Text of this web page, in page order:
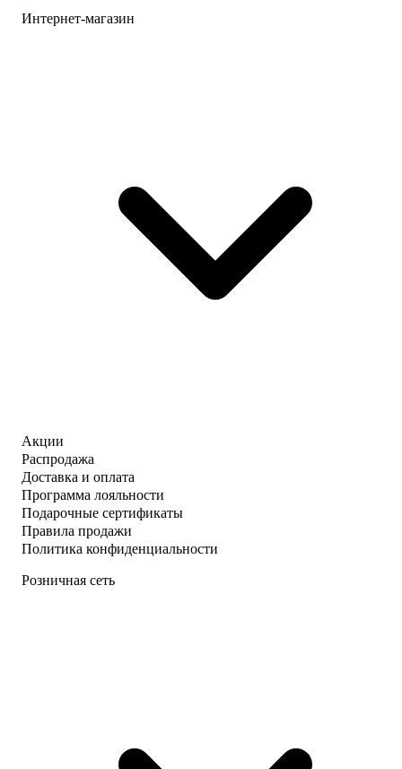
Интернет-магазин
Акции
Распродажа
Доставка и оплата
Программа лояльности
Подарочные сертификаты
Правила продажи
Политика конфиденциальности
Розничная сеть